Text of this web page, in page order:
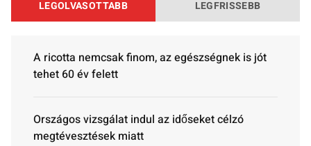
LEGOLVASOTTABB LEGFRISSEBB
A ricotta nemcsak finom, az egészségnek is jót
tehet 60 év felett
Országos vizsgálat indul az időseket célzó
megtévesztések miatt